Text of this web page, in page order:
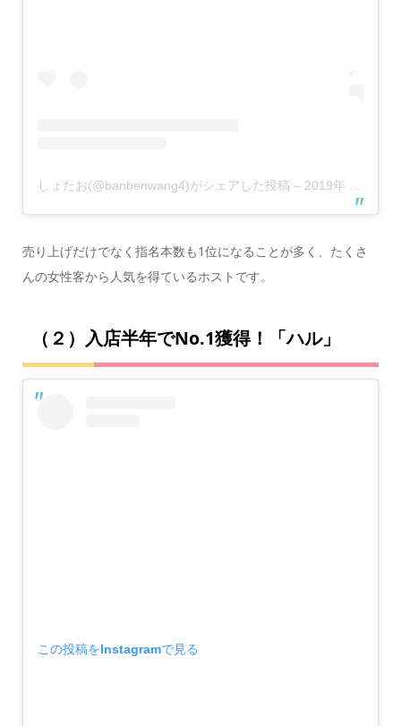
しょたお(@banbenwang4)がシェアした投稿 – 2019年 6月月18日午前4時32分PDT
売り上げだけでなく指名本数も1位になることが多く、たくさ
んの女性客から人気を得ているホストです。
（２）入店半年でNo.1獲得！「ハル」
この投稿をInstagramで見る